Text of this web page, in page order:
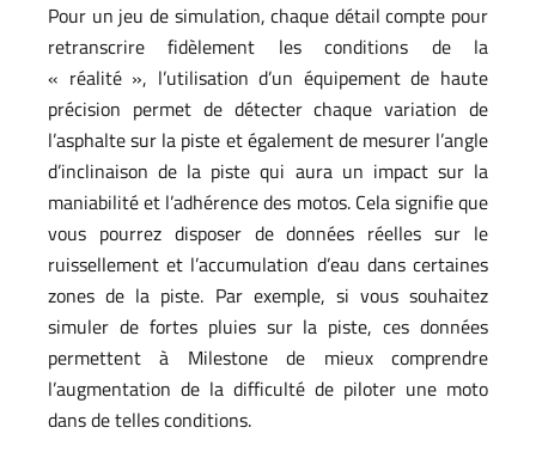
Pour un jeu de simulation, chaque détail compte pour
retranscrire fidèlement les conditions de la
« réalité », l’utilisation d’un équipement de haute
précision permet de détecter chaque variation de
l’asphalte sur la piste et également de mesurer l’angle
d’inclinaison de la piste qui aura un impact sur la
maniabilité et l’adhérence des motos. Cela signifie que
vous pourrez disposer de données réelles sur le
ruissellement et l’accumulation d’eau dans certaines
zones de la piste. Par exemple, si vous souhaitez
simuler de fortes pluies sur la piste, ces données
permettent à Milestone de mieux comprendre
l’augmentation de la difficulté de piloter une moto
dans de telles conditions.